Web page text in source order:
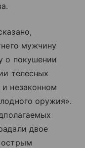
мужчину
о покушении
телесных
незаконном
оружия».
двое